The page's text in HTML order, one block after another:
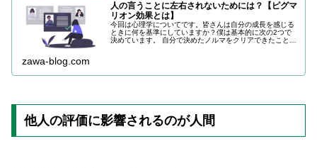
人の言うことに左右されないためには？【ピグマ
リオン効果とは】
今回は心理学についてです。皆さんは自分の成長を感じる
ときに何を基準にしていますか？僕は基本的に次の2つで
決めています。 自分で決めたノルマをクリアできたこと
zawa-blog.com
他人の評価に影響されるのが人間